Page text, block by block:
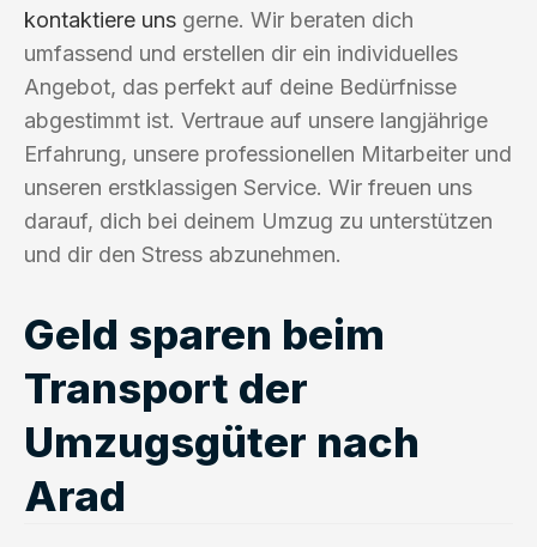
kontaktiere uns gerne. Wir beraten dich
umfassend und erstellen dir ein individuelles
Angebot, das perfekt auf deine Bedürfnisse
abgestimmt ist. Vertraue auf unsere langjährige
Erfahrung, unsere professionellen Mitarbeiter und
unseren erstklassigen Service. Wir freuen uns
darauf, dich bei deinem Umzug zu unterstützen
und dir den Stress abzunehmen.
Geld sparen beim
Transport der
Umzugsgüter nach
Arad